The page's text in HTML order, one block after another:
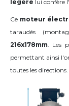
légère lui confère
Ce moteur
taraudés
216x178mm. Les
permettant ainsi
toutes les directions.